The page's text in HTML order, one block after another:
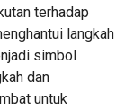
terhadap
langkah
simbol
dan
untuk